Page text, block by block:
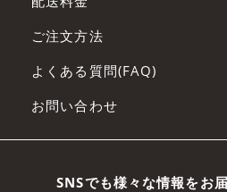
ご注文方法
よくある質問(FAQ)
お問い合わせ
SNSでも様々な情報をお